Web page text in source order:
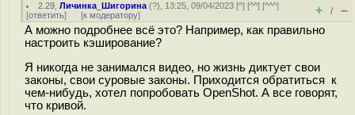
2.29 ,Личинка_Шигорина (?), 13:25, 09/04/2023 [^] [^^] [^^^]
[ответить] [к модератору] + / –
А можно подробнее всё это? Например, как правильно
настроить кэширование?
Я никогда не занимался видео, но жизнь диктует свои
законы, свои суровые законы. Приходится обратиться к
чем-нибудь, хотел попробовать OpenShot. А все говорят,
что кривой.